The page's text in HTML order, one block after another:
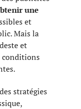
une
et
Mais la
et
conditions
stratégies